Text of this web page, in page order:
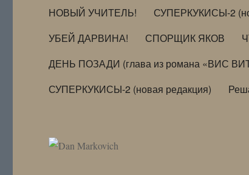
НОВЫЙ УЧИТЕЛЬ!
СУПЕРКУКИСЫ-2
УБЕЙ ДАРВИНА!
СПОРЩИК ЯКОВ
ДЕНЬ ПОЗАДИ (глава из романа «ВИС
СУПЕРКУКИСЫ-2 (новая редакция)